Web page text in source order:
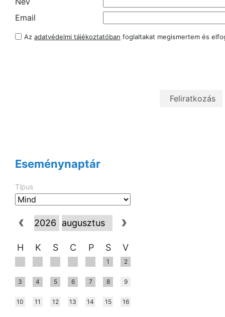
Email
Az adatvédelmi tájékoztatóban foglaltakat megismertem és
Eseménynaptár
Típus
H K S C P S V
1 2
3 4 5 6 7 8 9
10 11 12 13 14 15 16